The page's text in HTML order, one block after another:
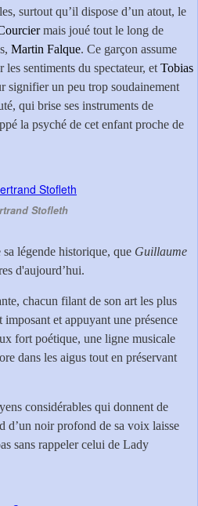
surtout qu’il dispose d’un atout, le
mais joué tout le long de
Martin Falque. Ce garçon assume
sentiments du spectateur, et Tobias
signifier un peu trop soudainement
qui brise ses instruments de
la psyché de cet enfant proche de
Stofleth
légende historique, que Guillaume
d'aujourd’hui.
chacun filant de son art les plus
imposant et appuyant une présence
fort poétique, une ligne musicale
dans les aigus tout en préservant
considérables qui donnent de
d’un noir profond de sa voix laisse
sans rappeler celui de Lady